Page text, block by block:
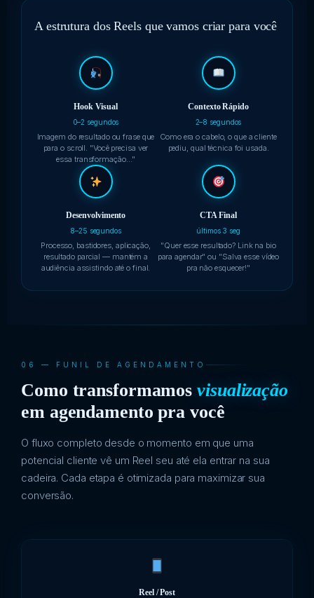
A estrutura dos Reels que vamos criar para você
Hook Visual
0–2 segundos
Imagem do resultado ou frase que
para o scroll. "Você precisa ver
essa transformação…"
Contexto Rápido
2–8 segundos
Como era o cabelo, o que a cliente
pediu, qual técnica foi usada.
Desenvolvimento
8–25 segundos
Processo, bastidores, aplicação,
resultado parcial — mantém a
audiência assistindo até o final.
CTA Final
últimos 3 seg
"Quer esse resultado? Link na bio
para agendar" ou "Salva esse vídeo
pra não esquecer!"
06 — FUNIL DE AGENDAMENTO
Como transformamosvisualização
em agendamento pra você
O fluxo completo desde o momento em que uma
potencial cliente vê um Reel seu até ela entrar na sua
cadeira. Cada etapa é otimizada para maximizar sua
conversão.
Reel / Post